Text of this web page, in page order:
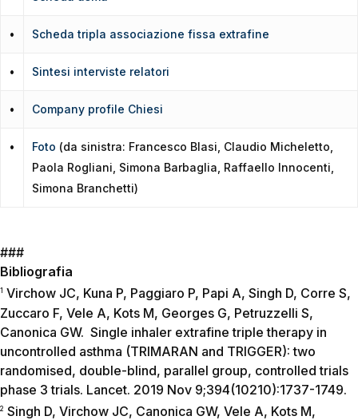
• Scheda tripla associazione fissa extrafine
• Sintesi interviste relatori
• Company profile Chiesi
• Foto (da sinistra: Francesco Blasi, Claudio Micheletto,
Paola Rogliani, Simona Barbaglia, Raffaello Innocenti,
Simona Branchetti)
###
Bibliografia
1 Virchow JC, Kuna P, Paggiaro P, Papi A, Singh D, Corre S,
Zuccaro F, Vele A, Kots M, Georges G, Petruzzelli S,
Canonica GW. Single inhaler extrafine triple therapy in
uncontrolled asthma (TRIMARAN and TRIGGER): two
randomised, double-blind, parallel group, controlled trials
phase 3 trials. Lancet. 2019 Nov 9;394(10210):1737-1749.
2 Singh D, Virchow JC, Canonica GW, Vele A, Kots M,